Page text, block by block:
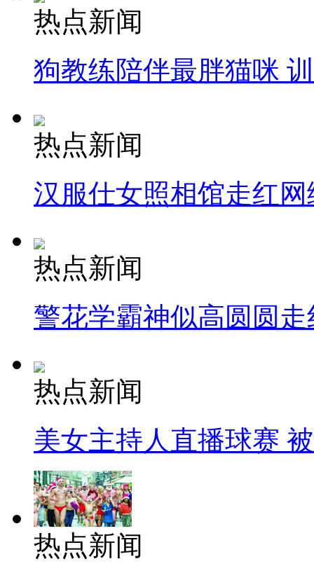
热点新闻
狗教练陪伴最胖猫咪
热点新闻
汉服仕女照相馆走红网
热点新闻
警花学霸神似高圆圆走
热点新闻
美女主持人直播球赛
热点新闻